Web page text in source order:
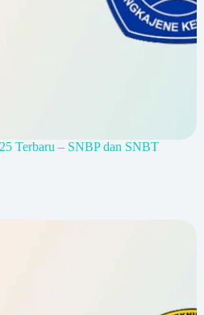
Terbaru – SNBP dan SNBT